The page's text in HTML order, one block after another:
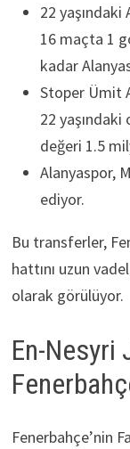
22
16 maçta 1
kadar
Stoper Ümit
22
değeri 1.5
Alanyaspor,
ediyor.
Bu transferler,
hattını uzun
olarak görülüyor.
En-Nesyri
Fenerbahçe’nin